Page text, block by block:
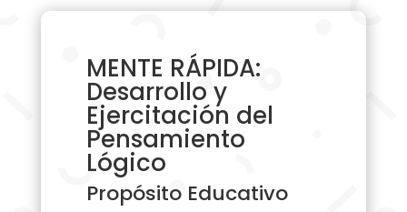
MENTE RÁPIDA:
Desarrollo y
Ejercitación del
Pensamiento
Lógico
Propósito Educativo